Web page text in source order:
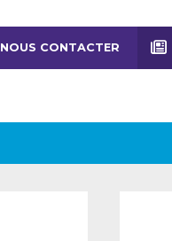
NOUS CONTACTER